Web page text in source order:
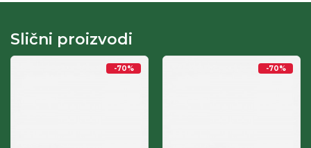
Slični proizvodi
-70% -70%